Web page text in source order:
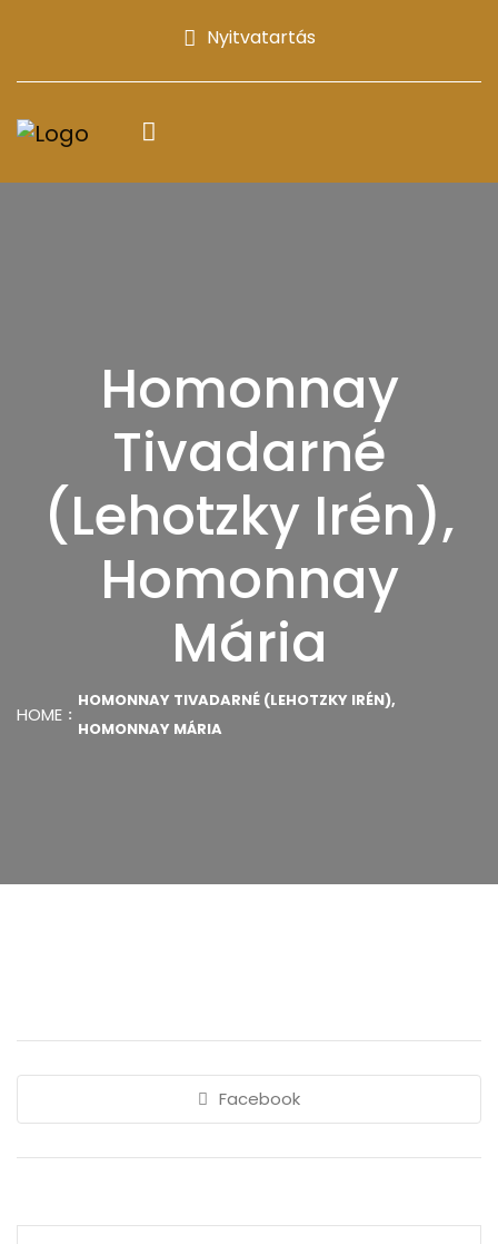
Nyitvatartás
Homonnay
Tivadarné
(Lehotzky Irén),
Homonnay
Mária
HOME
HOMONNAY TIVADARNÉ (LEHOTZKY IRÉN),
HOMONNAY MÁRIA
Facebook